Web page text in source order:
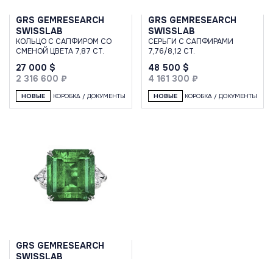
GRS GEMRESEARCH
SWISSLAB
КОЛЬЦО С САПФИРОМ СО
СМЕНОЙ ЦВЕТА 7,87 CT.
27 000 $
2 316 600 ₽
НОВЫЕ КОРОБКА / ДОКУМЕНТЫ
GRS GEMRESEARCH
SWISSLAB
СЕРЬГИ С САПФИРАМИ
7,76/8,12 CT.
48 500 $
4 161 300 ₽
НОВЫЕ КОРОБКА / ДОКУМЕНТЫ
GRS GEMRESEARCH
SWISSLAB